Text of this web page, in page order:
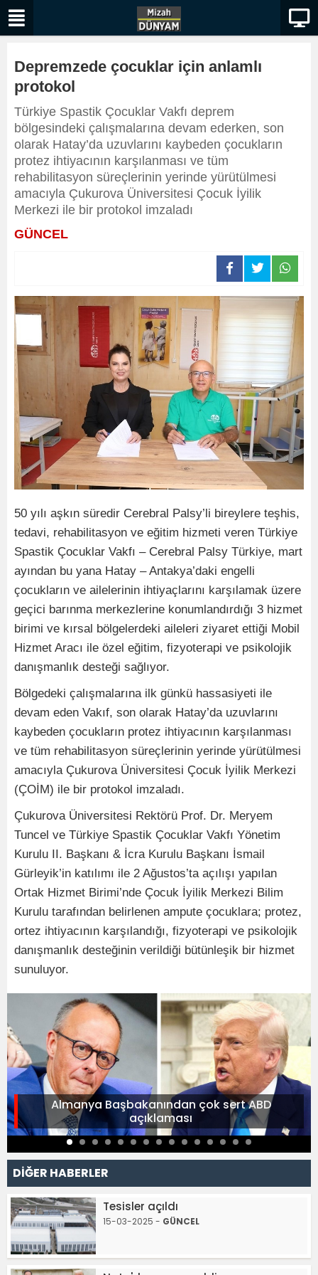
Depremzede çocuklar için anlamlı
protokol
Türkiye Spastik Çocuklar Vakfı deprem
bölgesindeki çalışmalarına devam ederken, son
olarak Hatay’da uzuvlarını kaybeden çocukların
protez ihtiyacının karşılanması ve tüm
rehabilitasyon süreçlerinin yerinde yürütülmesi
amacıyla Çukurova Üniversitesi Çocuk İyilik
Merkezi ile bir protokol imzaladı
GÜNCEL
50 yılı aşkın süredir Cerebral Palsy’li bireylere teşhis,
tedavi, rehabilitasyon ve eğitim hizmeti veren Türkiye
Spastik Çocuklar Vakfı – Cerebral Palsy Türkiye, mart
ayından bu yana Hatay – Antakya’daki engelli
çocukların ve ailelerinin ihtiyaçlarını karşılamak üzere
geçici barınma merkezlerine konumlandırdığı 3 hizmet
birimi ve kırsal bölgelerdeki aileleri ziyaret ettiği Mobil
Hizmet Aracı ile özel eğitim, fizyoterapi ve psikolojik
danışmanlık desteği sağlıyor.
Bölgedeki çalışmalarına ilk günkü hassasiyeti ile
devam eden Vakıf, son olarak Hatay’da uzuvlarını
kaybeden çocukların protez ihtiyacının karşılanması
ve tüm rehabilitasyon süreçlerinin yerinde yürütülmesi
amacıyla Çukurova Üniversitesi Çocuk İyilik Merkezi
(ÇOİM) ile bir protokol imzaladı.
Çukurova Üniversitesi Rektörü Prof. Dr. Meryem
Tuncel ve Türkiye Spastik Çocuklar Vakfı Yönetim
Kurulu II. Başkanı & İcra Kurulu Başkanı İsmail
Gürleyik’in katılımı ile 2 Ağustos’ta açılışı yapılan
Ortak Hizmet Birimi’nde Çocuk İyilik Merkezi Bilim
Kurulu tarafından belirlenen ampute çocuklara; protez,
ortez ihtiyacının karşılandığı, fizyoterapi ve psikolojik
danışmanlık desteğinin verildiği bütünleşik bir hizmet
sunuluyor.
Almanya Başbakanından çok sert ABD
açıklaması
DİĞER HABERLER
Tesisler açıldı
15-03-2025 - GÜNCEL